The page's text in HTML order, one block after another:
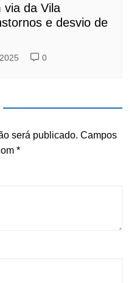
via da Vila
e desvio de
0
será publicado. Campos
*